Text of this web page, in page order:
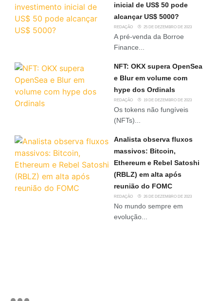
inicial de US$ 50 pode
alcançar US$ 5000?
REDAÇÃO 25 DE DEZEMBRO DE 2023
A pré-venda da Borroe
Finance...
NFT: OKX supera OpenSea
e Blur em volume com
hype dos Ordinals
REDAÇÃO 19 DE DEZEMBRO DE 2023
Os tokens não fungíveis
(NFTs)...
Analista observa fluxos
massivos: Bitcoin,
Ethereum e Rebel Satoshi
(RBLZ) em alta após
reunião do FOMC
REDAÇÃO 26 DE DEZEMBRO DE 2023
No mundo sempre em
evolução...